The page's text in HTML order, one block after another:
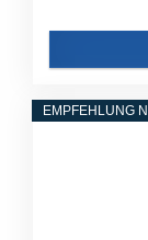
EMPFEHLUNG